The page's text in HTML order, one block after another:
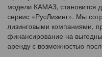
модели КАМАЗ, становится
сервис «РусЛизинг». Мы
лизинговыми компаниями,
финансирование на
аренду с возможностью